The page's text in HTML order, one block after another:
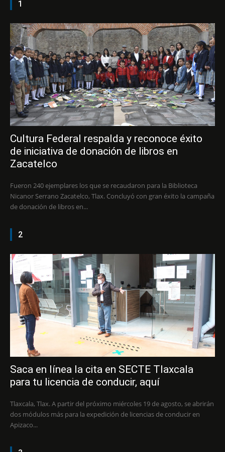
1
Cultura Federal respalda y reconoce éxito
de iniciativa de donación de libros en
Zacatelco
Fueron 240 ejemplares los que se recaudaron para la Biblioteca
Nicanor Serrano Zacatelco, Tlax. Concluyó con gran éxito la campaña
de donación de libros en...
2
Saca en línea la cita en SECTE Tlaxcala
para tu licencia de conducir, aquí
Tlaxcala, Tlax. A partir del próximo miércoles 19 de agosto, se abrirán
dos módulos más para la expedición de licencias de conducir en
Apizaco...